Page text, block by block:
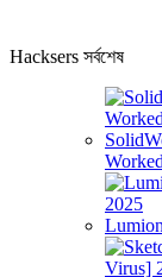
Hacksers সর্বশেষ
Worked